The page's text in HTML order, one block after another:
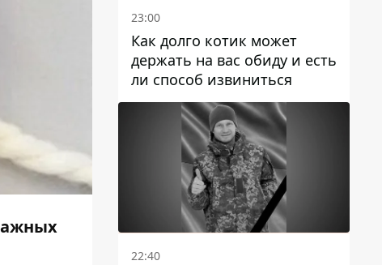
23:00
Как долго котик может
держать на вас обиду и есть
ли способ извиниться
22:40